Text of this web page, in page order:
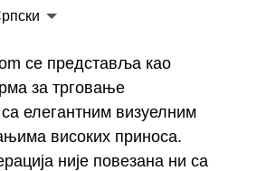
се представља као
за трговање
елегантним визуелним
високих приноса.
није повезана ни са